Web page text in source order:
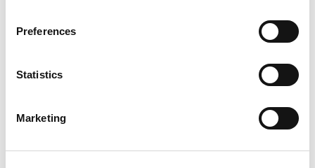
Preferences
Statistics
Marketing
gleiche Heu und das gleiche Futter sind nicht langweilig,
sondern helfen dem Pferd, im Gleichgewicht zu bleiben.
abwechslungsreich ernähren, gehen wir oft
Pferd gut ist. Deshalb füttert man ab und an Slobber-
Mash oder ein Leckerli. Damit verwöhnt man das Pferd
es reines Verwöhnen ist. Es ist die tägliche feste Ration, die